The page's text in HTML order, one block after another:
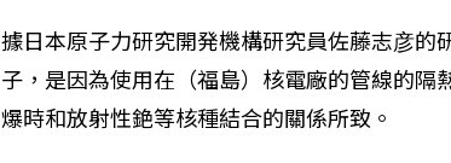
據日本原子力研究開発機構研究員佐藤志彦
子，是因為使用在（福島）核電廠的管線的
爆時和放射性銫等核種結合的關係所致。